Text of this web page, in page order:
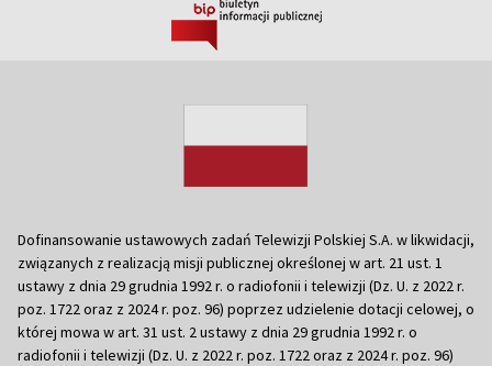
Dofinansowanie ustawowych zadań Telewizji Polskiej S.A. w likwidacji,
związanych z realizacją misji publicznej określonej w art. 21 ust. 1
ustawy z dnia 29 grudnia 1992 r. o radiofonii i telewizji (Dz. U. z 2022 r.
poz. 1722 oraz z 2024 r. poz. 96) poprzez udzielenie dotacji celowej, o
której mowa w art. 31 ust. 2 ustawy z dnia 29 grudnia 1992 r. o
radiofonii i telewizji (Dz. U. z 2022 r. poz. 1722 oraz z 2024 r. poz. 96)